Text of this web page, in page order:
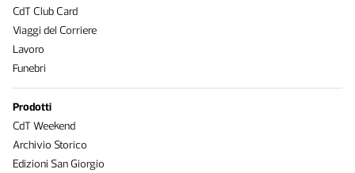
CdT Club Card
Viaggi del Corriere
Lavoro
Funebri
Prodotti
CdT Weekend
Archivio Storico
Edizioni San Giorgio